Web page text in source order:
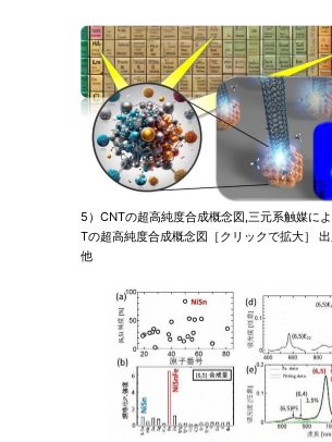
5）CNTの超高純度合成概念図,三元系触媒に
Tの超高純度合成概念図［クリックで拡大］
他